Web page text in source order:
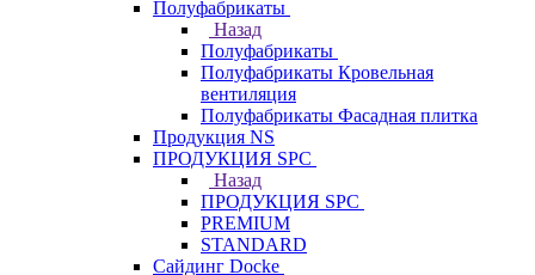
Полуфабрикаты
Назад
Полуфабрикаты
Полуфабрикаты Кровельная
вентиляция
Полуфабрикаты Фасадная плитка
Продукция NS
ПРОДУКЦИЯ SPC
Назад
ПРОДУКЦИЯ SPC
PREMIUM
STANDARD
Сайдинг Docke